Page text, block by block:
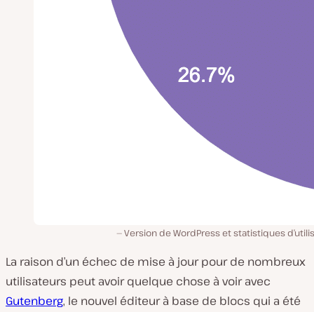
Version de WordPress et statistiques
La raison d’un échec de mise à jour pour de nombreux
utilisateurs peut avoir quelque chose à voir avec
Gutenberg, le nouvel éditeur à base de blocs qui a été